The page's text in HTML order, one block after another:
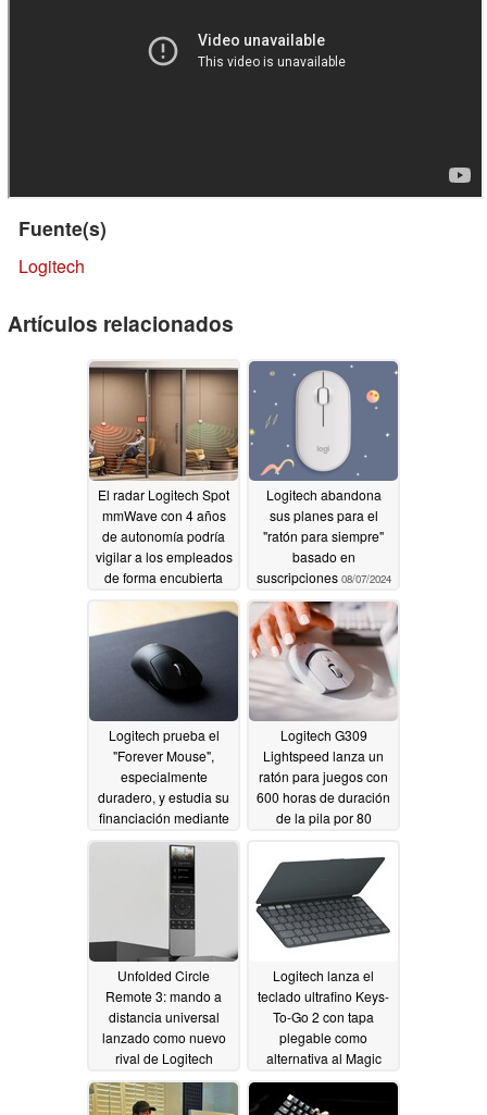
Fuente(s)
Logitech
Artículos relacionados
El radar Logitech Spot
mmWave con 4 años
de autonomía podría
vigilar a los empleados
de forma encubierta
01/29/2025
Logitech abandona
sus planes para el
"ratón para siempre"
basado en
suscripciones 08/07/2024
Logitech prueba el
"Forever Mouse",
especialmente
duradero, y estudia su
financiación mediante
un modelo de
suscripción08/01/2024
Logitech G309
Lightspeed lanza un
ratón para juegos con
600 horas de duración
de la pila por 80
Unfolded Circle
Remote 3: mando a
distancia universal
lanzado como nuevo
rival de Logitech
Harmony06/22/2024
Logitech lanza el
teclado ultrafino Keys-
To-Go 2 con tapa
plegable como
alternativa al Magic
Keyboard06/21/2024